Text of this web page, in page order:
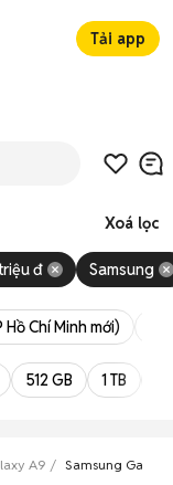
Tải app
Xoá lọc
đ Samsung
Hồ Chí Minh mới)
512 GB 1 TB
A9 Samsung